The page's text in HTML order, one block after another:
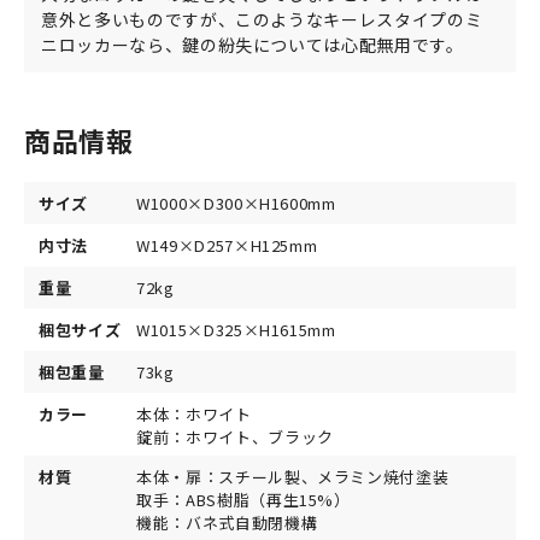
意外と多いものですが、このようなキーレスタイプのミ
ニロッカーなら、鍵の紛失については心配無用です。
商品情報
サイズ
W1000×D300×H1600mm
内寸法
W149×D257×H125mm
重量
72kg
梱包サイズ
W1015×D325×H1615mm
梱包重量
73kg
カラー
本体：ホワイト
錠前：ホワイト、ブラック
材質
本体・扉：スチール製、メラミン焼付塗装
取手：ABS樹脂（再生15%）
機能：バネ式自動閉機構